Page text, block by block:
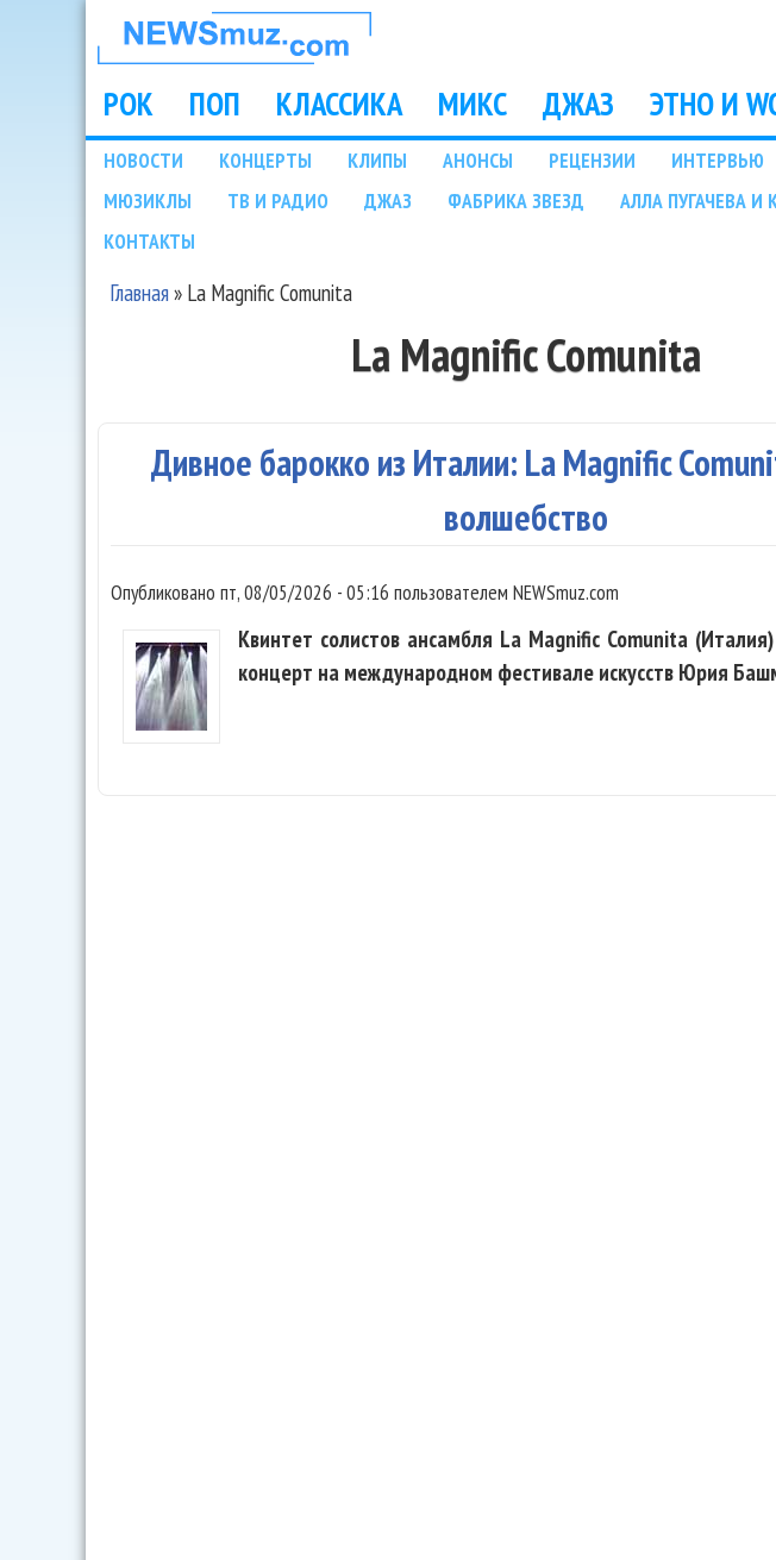
НОВОСТИ
МУЗЫКИ И
ШОУ БИЗНЕСА
NEWSMUZ.COM
Main menu
РОК ПОП КЛАССИКА МИКС ДЖАЗ ЭТНО И
Подразделы
НОВОСТИ КОНЦЕРТЫ КЛИПЫ АНОНСЫ РЕЦЕНЗИИ ИНТЕРВЬЮ
МЮЗИКЛЫ
ТВ И РАДИО ДЖАЗ ФАБРИКА ЗВЕЗД АЛЛА ПУГАЧЕВА И
КОНТАКТЫ
Главная» La Magnific Comunita
La Magnific Comunita
Дивное барокко из Италии: La Magnific
волшебство
Опубликовано пт, 08/05/2026 - 05:16 пользователем NEWSmuz.com
Квинтет солистов ансамбля La Magnific Comunita
концерт на международном фестивале искусств Юрия